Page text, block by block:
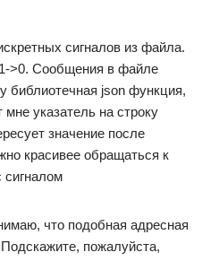
сигналов из файла.
>0. Сообщения в файле
библиотечная json функция,
указатель на строку
значение после
красивее обращаться к
сигналом
что подобная адресная
пожалуйста,